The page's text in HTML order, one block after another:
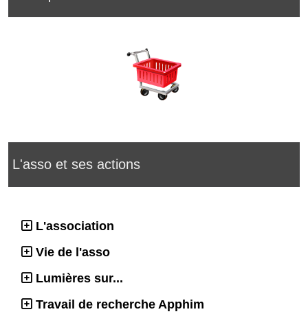
L'asso et ses actions
L'association
Vie de l'asso
Lumières sur...
Travail de recherche Apphim